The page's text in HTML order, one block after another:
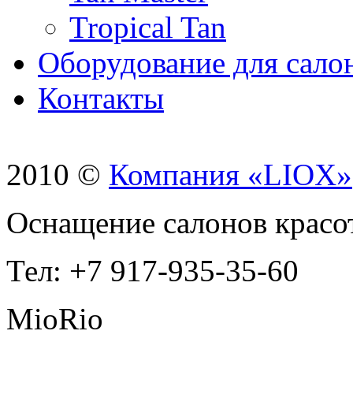
Tropical Tan
Оборудование для
Контакты
2010 © Компания «LIOX»
Оснащение салонов
Тел: +7 917-935-35-60
MioRio